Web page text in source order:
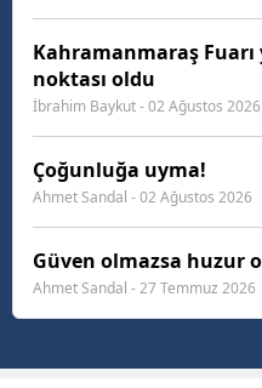
Kahramanmaraş
noktası oldu
İbrahim Baykut - 02 Ağustos 2026
Çoğunluğa uyma!
Ahmet Sandal - 02 Ağustos 2026
Güven olmazsa huzur
Ahmet Sandal - 27 Temmuz 2026